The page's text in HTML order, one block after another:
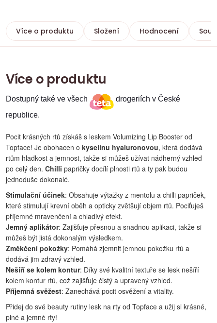
Více o produktu Složení Hodnocení
Více o produktu
Dostupný také ve všech
drogeriích v České
republice.
Pocit krásných rtů získáš s leskem Volumizing Lip Booster od
Topface! Je obohacen o kyselinu hyaluronovou, která dodává
rtům hladkost a jemnost, takže si můžeš užívat nádherný vzhled
po celý den. Chilli papričky docílí plnosti rtů a ty pak budou
jednoduše dokonalé.
Stimulační účinek: Obsahuje výtažky z mentolu a chilli papriček,
které stimulují krevní oběh a opticky zvětšují objem rtů. Pociťuješ
příjemné mravenčení a chladivý efekt.
Jemný aplikátor: Zajišťuje přesnou a snadnou aplikaci, takže si
můžeš být jistá dokonalým výsledkem.
Změkčení pokožky: Pomáhá zjemnit jemnou pokožku rtů a
dodává jim zdravý vzhled.
Nešíří se kolem kontur: Díky své kvalitní textuře se lesk nešíří
kolem kontur rtů, což zajišťuje čistý a upravený vzhled.
Příjemná svěžest: Zanechává pocit osvěžení a vitality.
Přidej do své beauty rutiny lesk na rty od Topface a užij si krásné,
plné a jemné rty!